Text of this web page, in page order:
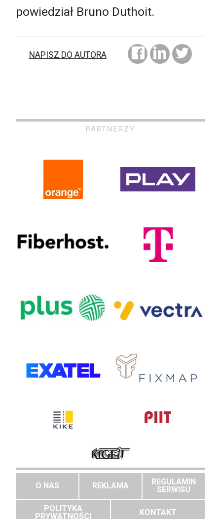
powiedział Bruno Duthoit.
NAPISZ DO AUTORA
PARTNERZY
O NAS REKLAMA
REGULAMIN
SERWISU
POLITYKA
PRYWATNOŚCI
KONTAKT